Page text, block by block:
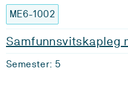
ME6-1002
Samfunnsvitskapleg
Semester: 5